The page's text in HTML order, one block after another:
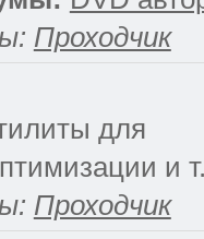
Проходчик
для
и
Проходчик